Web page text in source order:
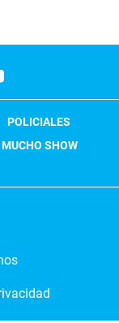
POLICIALES
MUCHO SHOW